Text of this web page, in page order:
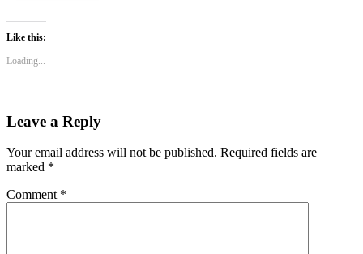
Like this:
Loading...
Leave a Reply
Your email address will not be published. Required fields are
marked *
Comment *